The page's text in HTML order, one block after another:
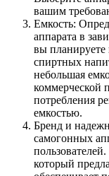
вашим
Емкость:
аппарата в
вы планируете
спиртных
небольшая
коммерческой
потребления
емкостью.
Бренд и
самогонных
который